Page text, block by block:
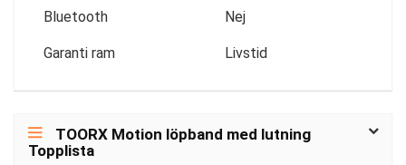
Bluetooth Nej
Garanti ram Livstid
TOORX Motion löpband med lutning
Topplista